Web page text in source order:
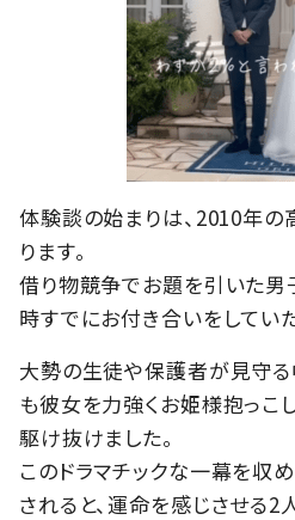
体験談の始まりは、2010年
ります。
借り物競争でお題を引いた男
時すでにお付き合いをしてい
大勢の生徒や保護者が見守
も彼女を力強くお姫様抱っこ
駆け抜けました。
このドラマチックな一幕を
されると、運命を感じさせる2